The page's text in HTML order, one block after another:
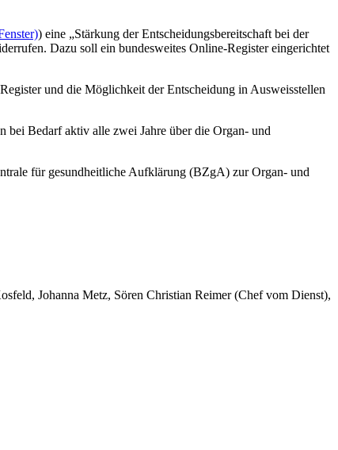
) eine „Stärkung der Entscheidungsbereitschaft bei der
Dazu soll ein bundesweites Online-Register eingerichtet
und die Möglichkeit der Entscheidung in Ausweisstellen
bei Bedarf aktiv alle zwei Jahre über die Organ- und
für gesundheitliche Aufklärung (BZgA) zur Organ- und
Johanna Metz, Sören Christian Reimer (Chef vom Dienst),